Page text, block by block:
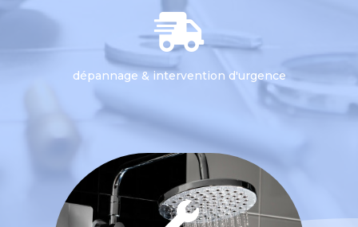
dépannage & intervention d'urgence